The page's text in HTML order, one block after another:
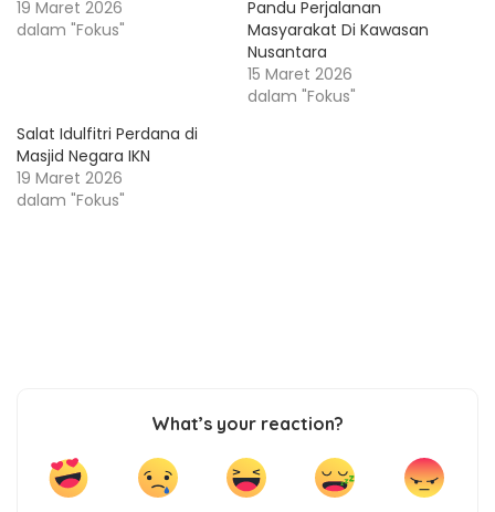
19 Maret 2026
dalam "Fokus"
Pandu Perjalanan
Masyarakat Di Kawasan
Nusantara
15 Maret 2026
dalam "Fokus"
Salat Idulfitri Perdana di
Masjid Negara IKN
19 Maret 2026
dalam "Fokus"
What’s your reaction?